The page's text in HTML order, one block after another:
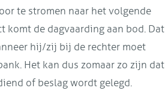
te stromen naar het volgende
komt de dagvaarding aan bod. Dat
hij/zij bij de rechter moet
Het kan dus zomaar zo zijn dat
of beslag wordt gelegd.